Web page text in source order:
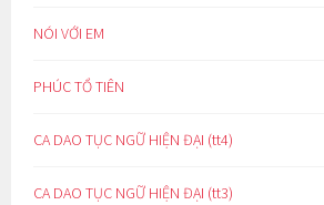
NÓI VỚI EM
PHÚC TỔ TIÊN
CA DAO TỤC NGỮ HIỆN ĐẠI (tt4)
CA DAO TỤC NGỮ HIỆN ĐẠI (tt3)